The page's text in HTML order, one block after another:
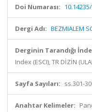
Doi Numarası:
Dergi Adı: BEZMIALEM
Derginin Tarandığı
Index (ESCI), TR DİZİN
Sayfa Sayıları: ss.301-
Anahtar Kelimeler: